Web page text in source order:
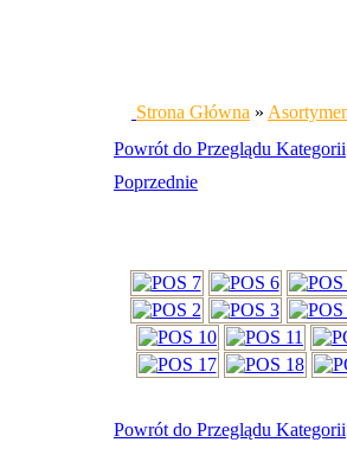
Strona Główna »
Powrót do Przeglądu Kategorii
Poprzednie
Powrót do Przeglądu Kategorii